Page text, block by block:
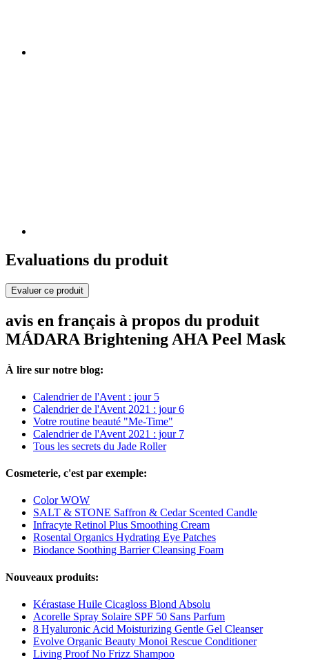
Evaluations du produit
Evaluer ce produit
avis en français à propos du produit
MÁDARA Brightening AHA Peel Mask
À lire sur notre blog:
Calendrier de l'Avent : jour 5
Calendrier de l'Avent 2021 : jour 6
Votre routine beauté "Me-Time"
Calendrier de l'Avent 2021 : jour 7
Tous les secrets du Jade Roller
Cosmeterie, c'est par exemple:
Color WOW
SALT & STONE Saffron & Cedar Scented Candle
Infracyte Retinol Plus Smoothing Cream
Rosental Organics Hydrating Eye Patches
Biodance Soothing Barrier Cleansing Foam
Nouveaux produits:
Kérastase Huile Cicagloss Blond Absolu
Acorelle Spray Solaire SPF 50 Sans Parfum
8 Hyaluronic Acid Moisturizing Gentle Gel Cleanser
Evolve Organic Beauty Monoi Rescue Conditioner
Living Proof No Frizz Shampoo